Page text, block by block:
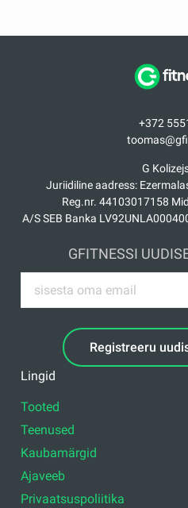
+372
G
Juriidiline aadress:
Reg.nr. 44103017158
A/S SEB Banka
GFITNESSI
Registreeru
Lingid
Tooted
Teenused
Kaubamärgid
Ajaveeb
Privaatsuspoliitika